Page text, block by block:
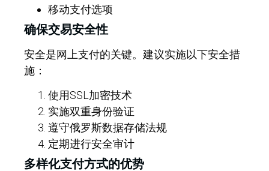
移动支付选项
确保交易安全性
安全是网上支付的关键。建议实施以下安全措
施：
使用SSL加密技术
实施双重身份验证
遵守俄罗斯数据存储法规
定期进行安全审计
多样化支付方式的优势